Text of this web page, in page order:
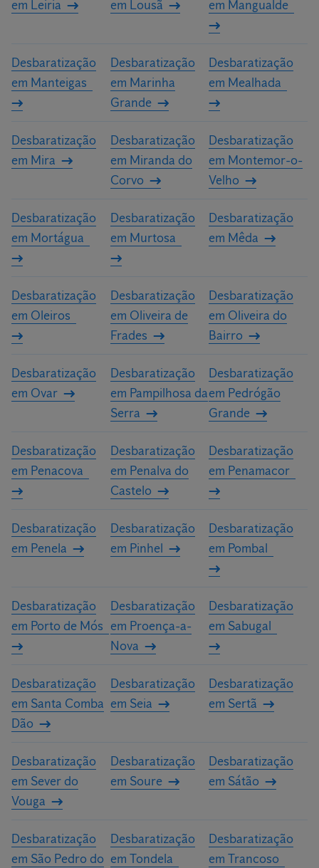
em Leiria
em Lousã
em Mangualde
Desbaratização
em Manteigas
Desbaratização
em Marinha
Grande
Desbaratização
em Mealhada
Desbaratização
em Mira
Desbaratização
em Miranda do
Corvo
Desbaratização
em Montemor-o-
Velho
Desbaratização
em Mortágua
Desbaratização
em Murtosa
Desbaratização
em Mêda
Desbaratização
em Oleiros
Desbaratização
em Oliveira de
Frades
Desbaratização
em Oliveira do
Bairro
Desbaratização
em Ovar
Desbaratização
em Pampilhosa da
Serra
Desbaratização
em Pedrógão
Grande
Desbaratização
em Penacova
Desbaratização
em Penalva do
Castelo
Desbaratização
em Penamacor
Desbaratização
em Penela
Desbaratização
em Pinhel
Desbaratização
em Pombal
Desbaratização
em Porto de Mós
Desbaratização
em Proença-a-
Nova
Desbaratização
em Sabugal
Desbaratização
em Santa Comba
Dão
Desbaratização
em Seia
Desbaratização
em Sertã
Desbaratização
em Sever do
Vouga
Desbaratização
em Soure
Desbaratização
em Sátão
Desbaratização
em São Pedro do
Desbaratização
em Tondela
Desbaratização
em Trancoso